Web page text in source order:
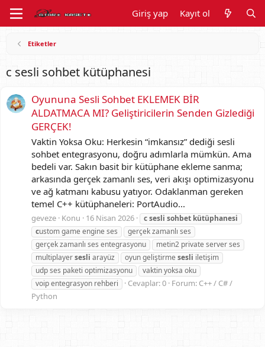
Giriş yap Kayıt ol
Etiketler
c sesli sohbet kütüphanesi
Oyununa Sesli Sohbet EKLEMEK BİR
ALDATMACA MI? Geliştiricilerin Senden Gizlediği
GERÇEK!
Vaktin Yoksa Oku: Herkesin “imkansız” dediği sesli
sohbet entegrasyonu, doğru adımlarla mümkün. Ama
bedeli var. Sakın basit bir kütüphane ekleme sanma;
arkasında gerçek zamanlı ses, veri akışı optimizasyonu
ve ağ katmanı kabusu yatıyor. Odaklanman gereken
temel C++ kütüphaneleri: PortAudio...
geveze Konu 16 Nisan 2026 csesli sohbet kütüphanesi
custom game engine ses
gerçek zamanlı ses
gerçek zamanlı ses entegrasyonu
metin2 private server ses
multiplayersesli arayüz oyun geliştirme sesli iletişim
udp ses paketi optimizasyonu
vaktin yoksa oku
voip entegrasyon rehberi
Cevaplar: 0 Forum: C++ / C# /
Python